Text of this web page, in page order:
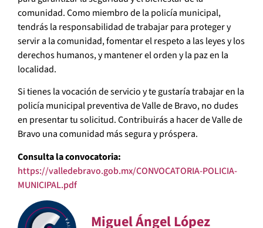
comunidad. Como miembro de la policía municipal,
tendrás la responsabilidad de trabajar para proteger y
servir a la comunidad, fomentar el respeto a las leyes y los
derechos humanos, y mantener el orden y la paz en la
localidad.
Si tienes la vocación de servicio y te gustaría trabajar en la
policía municipal preventiva de Valle de Bravo, no dudes
en presentar tu solicitud. Contribuirás a hacer de Valle de
Bravo una comunidad más segura y próspera.
Consulta la convocatoria:
https://valledebravo.gob.mx/CONVOCATORIA-POLICIA-
MUNICIPAL.pdf
Miguel Ángel López